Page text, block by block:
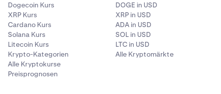
Dogecoin Kurs
XRP Kurs
Cardano Kurs
Solana Kurs
Litecoin Kurs
Krypto-Kategorien
Alle Kryptokurse
Preisprognosen
DOGE in USD
XRP in USD
ADA in USD
SOL in USD
LTC in USD
Alle Kryptomärkte